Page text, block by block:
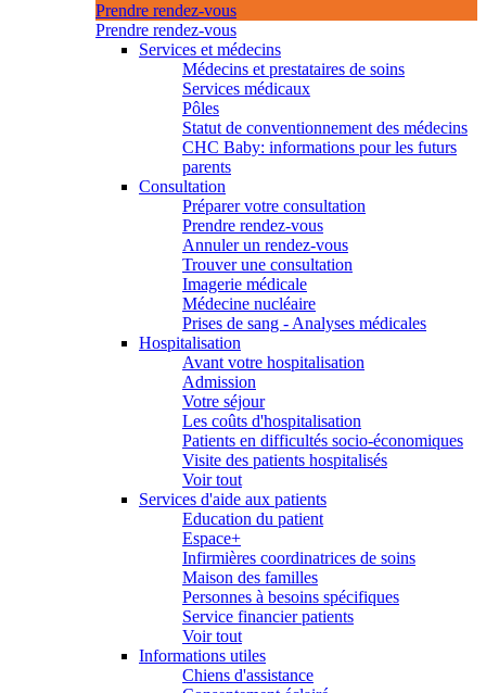
Prendre rendez-vous
Prendre rendez-vous
Services et médecins
Médecins et prestataires de soins
Services médicaux
Pôles
Statut de conventionnement des médecins
CHC Baby: informations pour les futurs
parents
Consultation
Préparer votre consultation
Prendre rendez-vous
Annuler un rendez-vous
Trouver une consultation
Imagerie médicale
Médecine nucléaire
Prises de sang - Analyses médicales
Hospitalisation
Avant votre hospitalisation
Admission
Votre séjour
Les coûts d'hospitalisation
Patients en difficultés socio-économiques
Visite des patients hospitalisés
Voir tout
Services d'aide aux patients
Education du patient
Espace+
Infirmières coordinatrices de soins
Maison des familles
Personnes à besoins spécifiques
Service financier patients
Voir tout
Informations utiles
Chiens d'assistance